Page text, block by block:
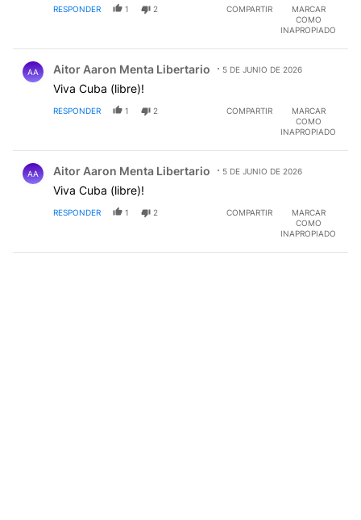
RESPONDER 1 2 COMPARTIR
MARCAR
COMO
INAPROPIADO
AA Aitor Aaron Menta Libertario 5 DE JUNIO DE 2026
Viva Cuba (libre)!
RESPONDER 1 2 COMPARTIR
MARCAR
COMO
INAPROPIADO
AA Aitor Aaron Menta Libertario 5 DE JUNIO DE 2026
Viva Cuba (libre)!
RESPONDER 1 2 COMPARTIR
MARCAR
COMO
INAPROPIADO